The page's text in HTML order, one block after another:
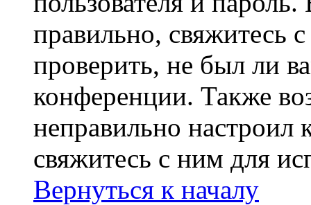
правильно, свяжитесь
проверить, не был ли
конференции. Также
неправильно
свяжитесь с ним для
Вернуться к началу